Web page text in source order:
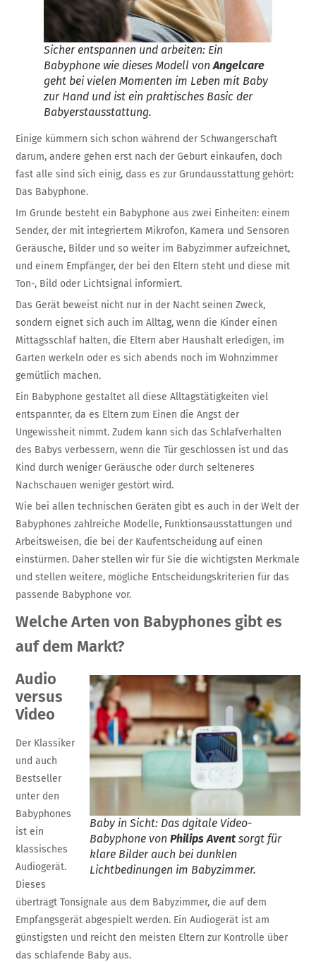
Sicher entspannen und arbeiten: Ein
Babyphone wie dieses Modell vonAngelcare
geht bei vielen Momenten im Leben mit Baby
zur Hand und ist ein praktisches Basic der
Babyerstausstattung.
Einige kümmern sich schon während der Schwangerschaft
darum, andere gehen erst nach der Geburt einkaufen, doch
fast alle sind sich einig, dass es zur Grundausstattung gehört:
Das Babyphone.
Im Grunde besteht ein Babyphone aus zwei Einheiten: einem
Sender, der mit integriertem Mikrofon, Kamera und Sensoren
Geräusche, Bilder und so weiter im Babyzimmer aufzeichnet,
und einem Empfänger, der bei den Eltern steht und diese mit
Ton-, Bild oder Lichtsignal informiert.
Das Gerät beweist nicht nur in der Nacht seinen Zweck,
sondern eignet sich auch im Alltag, wenn die Kinder einen
Mittagsschlaf halten, die Eltern aber Haushalt erledigen, im
Garten werkeln oder es sich abends noch im Wohnzimmer
gemütlich machen.
Ein Babyphone gestaltet all diese Alltagstätigkeiten viel
entspannter, da es Eltern zum Einen die Angst der
Ungewissheit nimmt. Zudem kann sich das Schlafverhalten
des Babys verbessern, wenn die Tür geschlossen ist und das
Kind durch weniger Geräusche oder durch selteneres
Nachschauen weniger gestört wird.
Wie bei allen technischen Geräten gibt es auch in der Welt der
Babyphones zahlreiche Modelle, Funktionsausstattungen und
Arbeitsweisen, die bei der Kaufentscheidung auf einen
einstürmen. Daher stellen wir für Sie die wichtigsten Merkmale
und stellen weitere, mögliche Entscheidungskriterien für das
passende Babyphone vor.
Welche Arten von Babyphones gibt es
auf dem Markt?
Baby in Sicht: Das dgitale Video-
Babyphone von Philips Aventsorgt für
klare Bilder auch bei dunklen
Lichtbedinungen im Babyzimmer.
Audio
versus
Video
Der Klassiker
und auch
Bestseller
unter den
Babyphones
ist ein
klassisches
Audiogerät.
Dieses
überträgt Tonsignale aus dem Babyzimmer, die auf dem
Empfangsgerät abgespielt werden. Ein Audiogerät ist am
günstigsten und reicht den meisten Eltern zur Kontrolle über
das schlafende Baby aus.